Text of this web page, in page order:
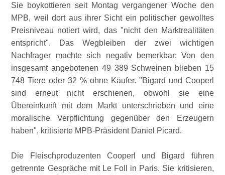
Sie boykottieren seit Montag vergangener Woche den
MPB, weil dort aus ihrer Sicht ein politischer gewolltes
Preisniveau notiert wird, das
nicht den Marktrealitäten
entspricht . Das Wegbleiben der zwei wichtigen
Nachfrager machte sich negativ bemerkbar: Von den
insgesamt angebotenen 49 389 Schweinen blieben 15
748 Tiere oder 32 % ohne Käufer.
Bigard und Cooperl
sind erneut nicht erschienen, obwohl sie eine
Übereinkunft mit dem Markt unterschrieben und eine
moralische Verpflichtung gegenüber den Erzeugern
haben , kritisierte MPB-Präsident Daniel Picard.
Die Fleischproduzenten Cooperl und Bigard führen
getrennte Gespräche mit Le Foll in Paris. Sie kritisieren,